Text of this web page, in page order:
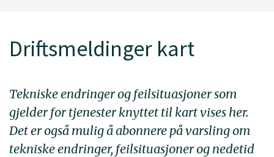
Driftsmeldinger kart
Tekniske endringer og feilsituasjoner som
gjelder for tjenester knyttet til kart vises her.
Det er også mulig å abonnere på varsling om
tekniske endringer, feilsituasjoner og nedetid